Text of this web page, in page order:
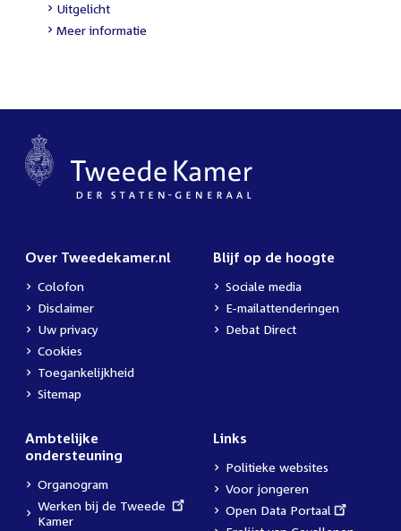
External
link:
Uitgelicht
Meer informatie
Over Tweedekamer.nl
Colofon
Disclaimer
Uw privacy
Cookies
Toegankelijkheid
Sitemap
Blijf op de hoogte
Sociale media
E-mailattenderingen
Debat Direct
Ambtelijke
ondersteuning
Organogram
External
link:
Werken bij de Tweede
Kamer
Links
Politieke websites
Voor jongeren
External
link:
Open Data Portaal